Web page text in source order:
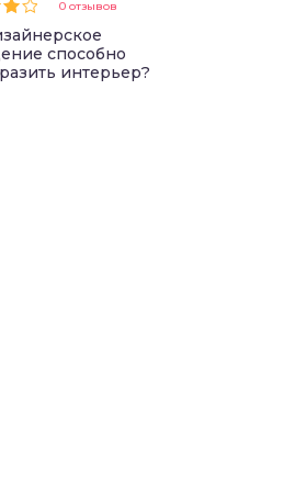
0 отзывов
способно
интерьер?